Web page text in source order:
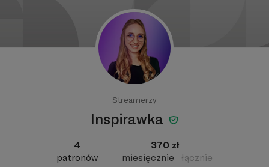
Streamerzy
Inspirawka
4
patronów
370 zł
miesięcznie
łącznie